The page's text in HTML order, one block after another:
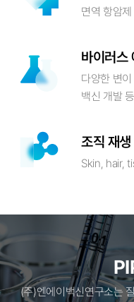
면역 항암
바이러스
다양한 변
백신 개발
조직 재생
Skin, hair,
(주)엔에이백신연구소는